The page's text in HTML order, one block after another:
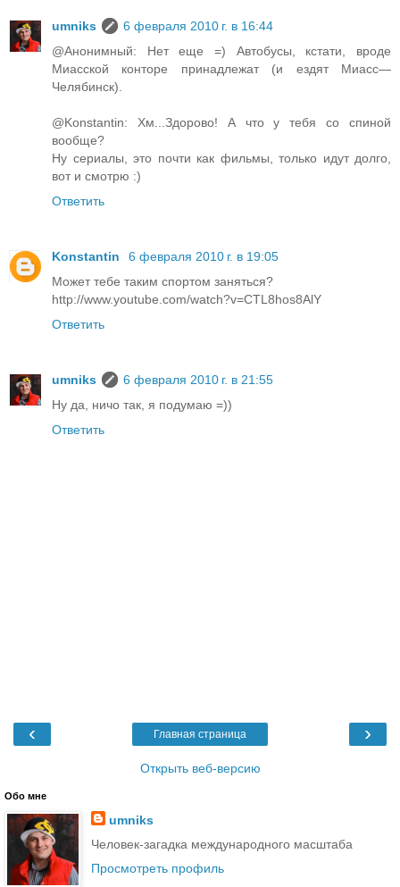
umniks
6 февраля 2010 г. в 16:44
@Анонимный: Нет еще =) Автобусы, кстати, вроде
Миасской конторе принадлежат (и ездят Миасс—
Челябинск).
@Konstantin: Хм...Здорово! А что у тебя со спиной
вообще?
Ну сериалы, это почти как фильмы, только идут долго,
вот и смотрю :)
Ответить
Konstantin
6 февраля 2010 г. в 19:05
Может тебе таким спортом заняться?
http://www.youtube.com/watch?v=CTL8hos8AlY
Ответить
umniks
6 февраля 2010 г. в 21:55
Ну да, ничо так, я подумаю =))
Ответить
‹ ›
Главная страница
Открыть веб-версию
Обо мне
umniks
Человек-загадка международного масштаба
Просмотреть профиль